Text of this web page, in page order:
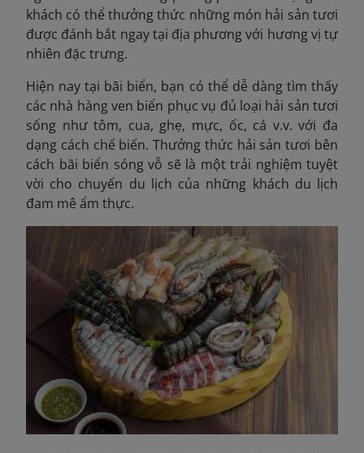
khách có thể thưởng thức những món hải sản tươi
được đánh bắt ngay tại địa phương với hương vị tự
nhiên đặc trưng.
Hiện nay tại bãi biển, bạn có thể dễ dàng tìm thấy
các nhà hàng ven biển phục vụ đủ loại hải sản tươi
sống như tôm, cua, ghẹ, mực, ốc, cá v.v. với đa
dạng cách chế biến. Thưởng thức hải sản tươi bên
cách bãi biển sóng vỗ sẽ là một trải nghiệm tuyệt
vời cho chuyến du lịch của những khách du lịch
đam mê ẩm thực.